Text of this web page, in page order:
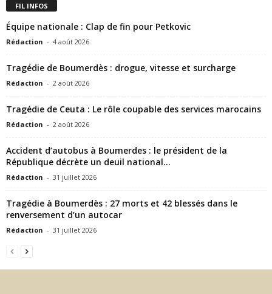
FIL INFOS
Équipe nationale : Clap de fin pour Petkovic
Rédaction - 4 août 2026
Tragédie de Boumerdès : drogue, vitesse et surcharge
Rédaction - 2 août 2026
Tragédie de Ceuta : Le rôle coupable des services marocains
Rédaction - 2 août 2026
Accident d’autobus à Boumerdes : le président de la
République décrète un deuil national...
Rédaction - 31 juillet 2026
Tragédie à Boumerdès : 27 morts et 42 blessés dans le
renversement d’un autocar
Rédaction - 31 juillet 2026